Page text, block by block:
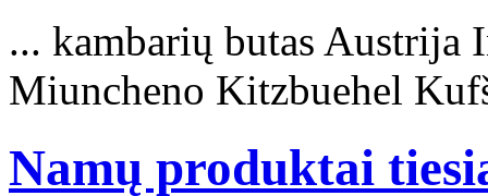
... kambarių butas Austrija
Miuncheno Kitzbuehel
Namų produktai